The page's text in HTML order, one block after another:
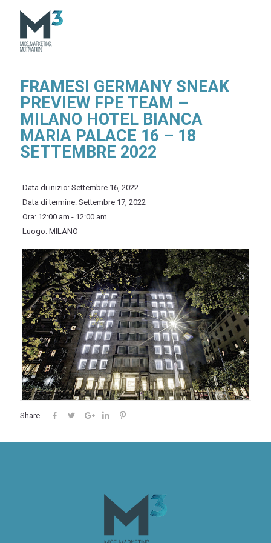
FRAMESI GERMANY SNEAK
PREVIEW FPE TEAM –
MILANO HOTEL BIANCA
MARIA PALACE 16 – 18
SETTEMBRE 2022
Data di inizio: Settembre 16, 2022
Data di termine: Settembre 17, 2022
Ora: 12:00 am - 12:00 am
Luogo: MILANO
Share